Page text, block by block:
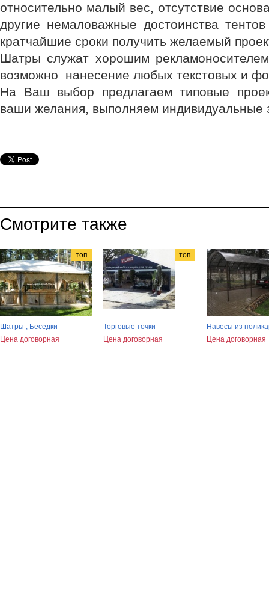
относительно малый вес, отсутствие
другие немаловажные достоинства
кратчайшие сроки получить желаемый
Шатры служат хорошим
возможно нанесение любых текстовых и
На Ваш выбор предлагаем типовые
ваши желания, выполняем индивидуальные
Смотрите также
топ
Шатры , Беседки
Цена договорная
топ
Торговые точки
Цена договорная
Навесы из
Цена договорная